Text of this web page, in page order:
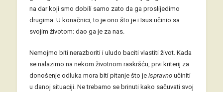
na dar koji smo dobili samo zato da ga proslijedimo
drugima. U konačnici, to je ono što je i Isus učinio sa
svojim životom: dao ga je za nas.
Nemojmo biti nerazboriti i uludo baciti vlastiti život. Kada
se nalazimo na nekom životnom raskršću, prvi kriterij za
donošenje odluka mora biti pitanje što je ispravnoučiniti
u danoj situaciji. Ne trebamo se brinuti kako sačuvati svoj